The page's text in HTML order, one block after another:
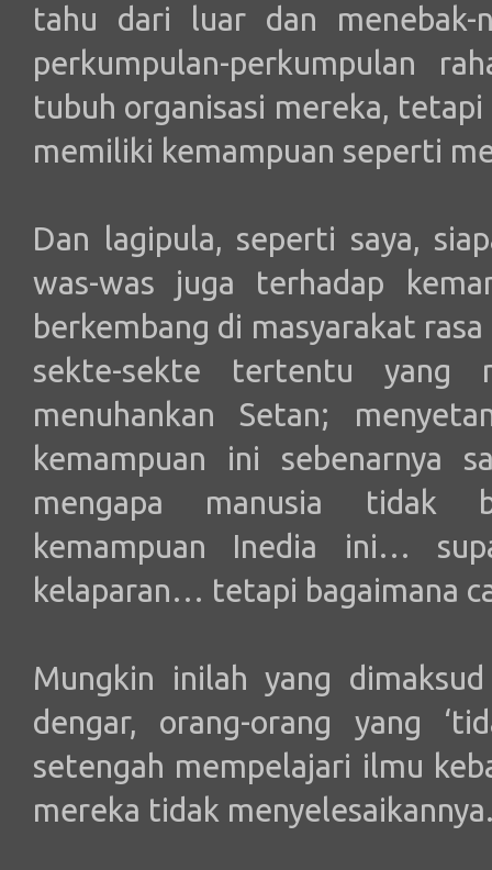
tahu dari luar dan menebak-
perkumpulan-perkumpulan
tubuh organisasi mereka,
memiliki kemampuan seperti
Dan lagipula, seperti saya,
was-was juga terhadap
berkembang di masyarakat
sekte-sekte tertentu yang
menuhankan Setan;
kemampuan ini sebenarnya
mengapa manusia tidak
kemampuan Inedia ini…
kelaparan… tetapi bagaimana
Mungkin inilah yang
dengar, orang-orang yang
setengah mempelajari ilmu
mereka tidak